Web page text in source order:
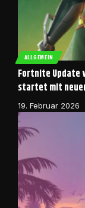
ALLGEMEIN
Fortnite Update
startet mit
19. Februar 2026